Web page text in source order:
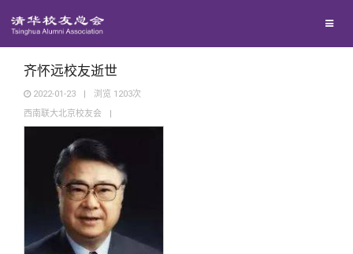
媒体平台
百年清华
齐怀远校友逝世
2022-01-23 | 浏览 1203次
西南联大北京校友会
|